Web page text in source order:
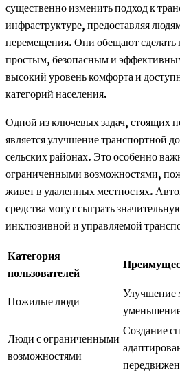
существенно изменить подход к
инфраструктуре, предоставляя
перемещения. Они обещают сделать
простым, безопасным и
высокий уровень комфорта и
категорий населения.
Одной из ключевых задач, стоящих
является улучшение транспортной
сельских районах. Это особенно
ограниченными возможностями,
живет в удаленных местностях.
средства могут сыграть
инклюзивной и управляемой
Категория
пользователей
Пожилые люди
Улучшение
Люди с ограниченными
возможностями
Создание